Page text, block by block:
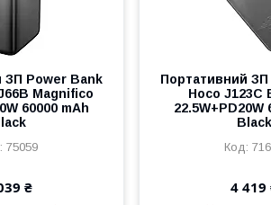
ЗП Power Bank
Magnifico
60000 mAh
75059
₴
Портативний
Hoco J123C
22.5W+PD20W
Black
4 419